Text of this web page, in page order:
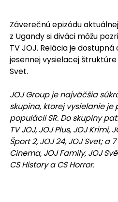
Záverečnú epizódu
z Ugandy si diváci môžu
TV JOJ. Relácia je dostupná
jesennej vysielacej štruktúre
Svet.
JOJ Group je najväčšia
skupina, ktorej vysielanie je
populácii SR. Do skupiny
TV JOJ, JOJ Plus, JOJ Krimi,
Šport 2, JOJ 24, JOJ Svet; a
Cinema, JOJ Family, JOJ
CS History a CS Horror.